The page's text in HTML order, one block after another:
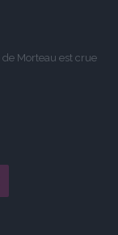
Morteau est crue